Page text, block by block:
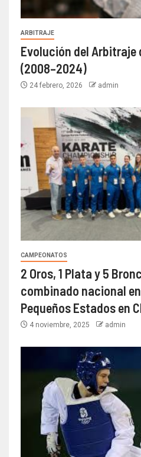
ARBITRAJE
Evolución del Arbitraje
(2008–2024)
24 febrero, 2026 admin
CAMPEONATOS
2 Oros, 1 Plata y 5
combinado nacional
Pequeños Estados en
4 noviembre, 2025 admin